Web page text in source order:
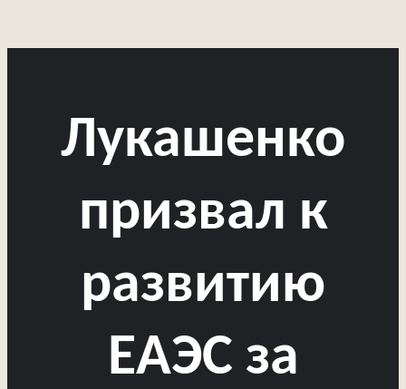
Лукашенко
призвал к
развитию
ЕАЭС за